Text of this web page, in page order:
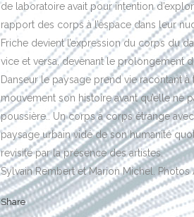
de laboratoire avait pour intention
rapport des corps à l’espace dans leur
Friche devient l’expression du corps du
vice et versa, devenant le prolongement
Danseur le paysage prend vie racontant à
mouvement son histoire avant qu’elle ne
poussière.. Un corps à corps étrange
paysage urbain vidé de son humanité
revisité par la présence des artistes.
Sylvain Rembert et Marion Michel. Photos
Share